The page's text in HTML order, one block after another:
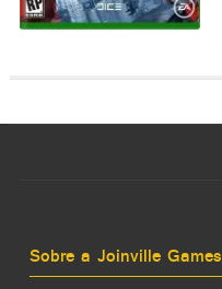
Sobre a Joinville Games